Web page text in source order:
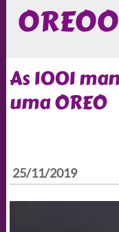
As 1001
uma OREO
25/11/2019